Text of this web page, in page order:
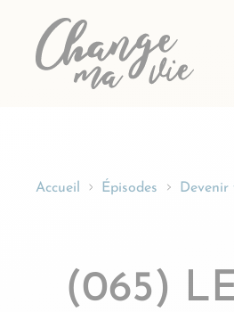
Passer
Accueil Épisodes Devenir
(065)